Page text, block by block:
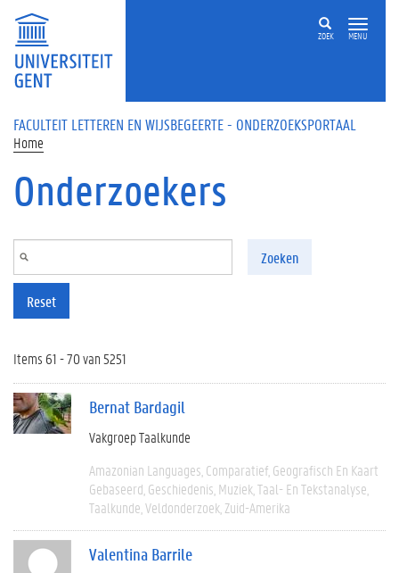
Overslaan en naar de inhoud gaan
ZOEK MENU
FACULTEIT LETTEREN EN WIJSBEGEERTE - ONDERZOEKSPORTAAL
Home
Onderzoekers
Zoeken
Reset
Items 61 - 70 van 5251
Bernat Bardagil
Vakgroep Taalkunde
Amazonian Languages Comparatief Geografisch En Kaart
Gebaseerd Geschiedenis Muziek Taal- En Tekstanalyse
Taalkunde Veldonderzoek Zuid-Amerika
Valentina Barrile